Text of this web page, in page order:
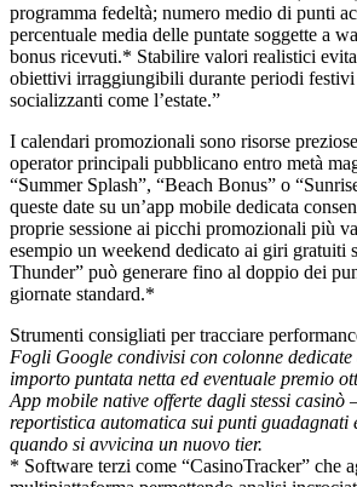
programma fedeltà; numero medio di punti
percentuale media delle puntate soggette a
bonus ricevuti.* Stabilire valori realistici
obiettivi irraggiungibili durante periodi festivi
socializzanti come l’estate.”
I calendari promozionali sono risorse
operator​​ principali pubblicano entro metà
“Summer Splash”, “Beach Bonus” o
queste date su un’app mobile dedicata
proprie sessione ai picchi promozionali più
esempio un weekend dedicato ai giri gratuiti
Thunder” può generare fino al doppio dei
giornate standard.*
Strumenti consigliati per tracciare
Fogli Google condivisi con colonne dedicate
importo puntata netta ed eventuale premio
App mobile native offerte dagli stessi casinò
reportistica automatica sui punti guadagnati
quando si avvicina un nuovo tier.
* Software terzi come “CasinoTracker” che